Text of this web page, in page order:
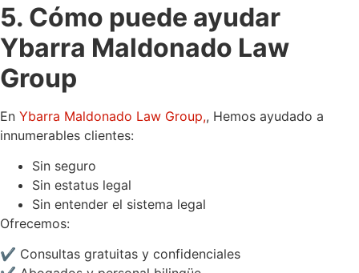
5. Cómo puede ayudar
Ybarra Maldonado Law
Group
En Ybarra Maldonado Law Group,, Hemos ayudado a
innumerables clientes:
Sin seguro
Sin estatus legal
Sin entender el sistema legal
Ofrecemos:
✔ Consultas gratuitas y confidenciales